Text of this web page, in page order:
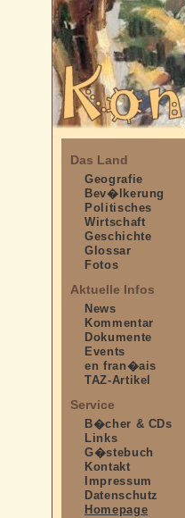
Das Land
Geografie
Bev�lkerung
Politisches
Wirtschaft
Geschichte
Glossar
Fotos
Aktuelle Infos
News
Kommentar
Dokumente
Events
en fran�ais
TAZ-Artikel
Service
B�cher & CDs
Links
G�stebuch
Kontakt
Impressum
Datenschutz
Homepage